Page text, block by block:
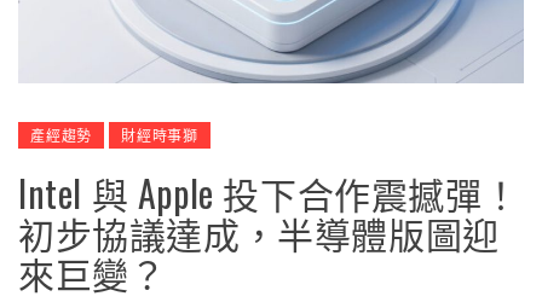
產經趨勢 財經時事獅
Intel 與 Apple 投下合作震撼彈！
初步協議達成，半導體版圖迎
來巨變？